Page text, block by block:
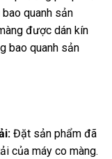
quanh sản
được dán kín
bao quanh sản
Đặt sản phẩm đã
của máy co màng.